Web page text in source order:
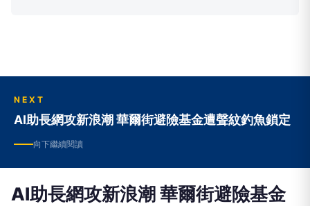
NEXT
AI助長網攻新浪潮 華爾街避險基金遭聲紋釣魚鎖定
向下繼續閱讀
AI助長網攻新浪潮 華爾街避險基金